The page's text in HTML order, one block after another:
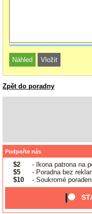
Zpět do poradny
Podpořte nás
$2
- Ikona patrona na
$5
- Poradna bez
$10
- Soukromé